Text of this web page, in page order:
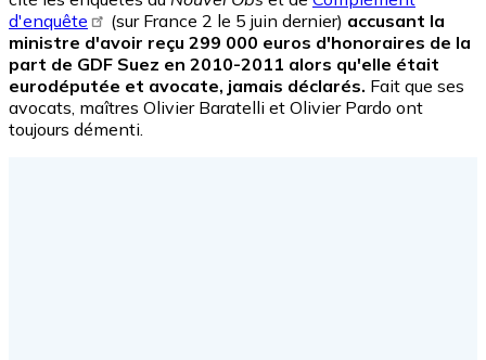
d'enquête
(sur France 2 le 5 juin dernier) accusant la
ministre d'avoir reçu 299 000 euros d'honoraires de la
part de GDF Suez en 2010-2011 alors qu'elle était
eurodéputée et avocate, jamais déclarés. Fait que ses
avocats, maîtres Olivier Baratelli et Olivier Pardo ont
toujours démenti.